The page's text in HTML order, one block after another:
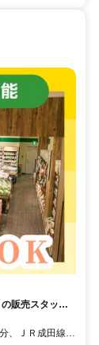
販売スタッ
、ＪＲ成田線